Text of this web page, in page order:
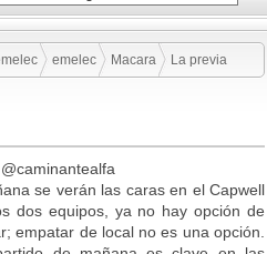
emelec Macara La previa
se verán las caras en el Capwell
dos equipos, ya no hay opción de
empatar de local no es una opción.